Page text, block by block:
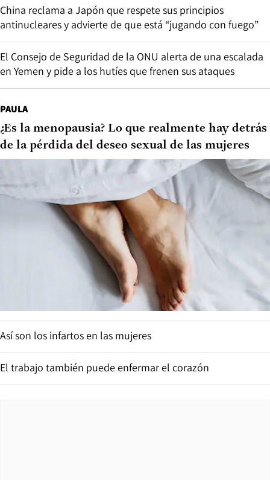
China reclama a Japón que respete sus principios
antinucleares y advierte de que está “jugando con fuego”
El Consejo de Seguridad de la ONU alerta de una escalada
en Yemen y pide a los hutíes que frenen sus ataques
PAULA
¿Es la menopausia? Lo que realmente hay detrás
de la pérdida del deseo sexual de las mujeres
Así son los infartos en las mujeres
El trabajo también puede enfermar el corazón